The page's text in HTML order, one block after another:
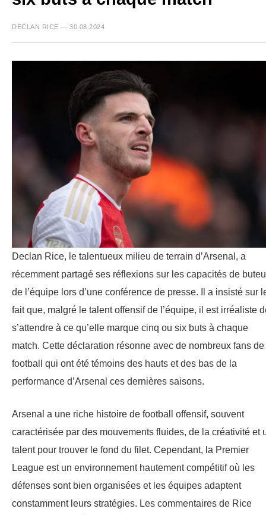
DECLAN RICE — 30.08.2024
Declan Rice, le talentueux milieu de terrain d’Arsenal, a
récemment partagé ses réflexions sur les capacités de
de l’équipe lors d’une conférence de presse. Il a insisté sur
fait que, malgré le talent offensif de l’équipe, il est irréaliste
s’attendre à ce qu’elle marque cinq ou six buts à chaque
match. Cette déclaration résonne avec de nombreux fans de
football qui ont été témoins des hauts et des bas de la
performance d’Arsenal ces dernières saisons.
Arsenal a une riche histoire de football offensif, souvent
caractérisée par des mouvements fluides, de la créativité et
talent pour trouver le fond du filet. Cependant, la Premier
League est un environnement hautement compétitif où les
défenses sont bien organisées et les équipes adaptent
constamment leurs stratégies. Les commentaires de Rice